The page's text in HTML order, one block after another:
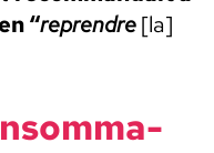
“repren­dre[la]